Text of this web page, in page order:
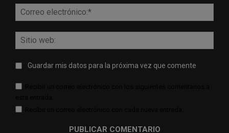
Guardar mis datos para la próxima vez que comente